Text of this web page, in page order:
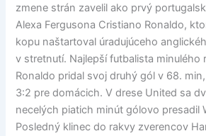
zmene strán zavelil ako prvý
Alexa Fergusona Cristiano Ronaldo,
kopu naštartoval úradujúceho
v stretnutí. Najlepší futbalista minulého
Ronaldo pridal svoj druhý gól v 68.
3:2 pre domácich. V drese United sa
necelých piatich minút gólovo presadil
Posledný klinec do rakvy zverencov